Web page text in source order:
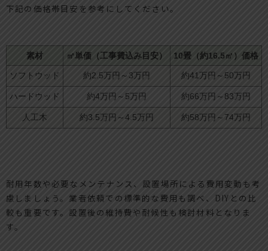
下記の価格帯目安を参考にしてください。
素材 ㎡単価（工事費込み目安） 10畳（約16.5㎡）価格
ソフトウッド 約2.5万円～3万円 約41万円～50万円
ハードウッド 約4万円～5万円 約66万円～83万円
人工木 約3.5万円～4.5万円 約58万円～74万円
耐用年数や必要なメンテナンス、設置場所による費用変動も考
慮しましょう。業者依頼での標準的な費用も調べ、DIYとの比
較も重要です。設置後の維持費や耐候性も検討材料となりま
す。